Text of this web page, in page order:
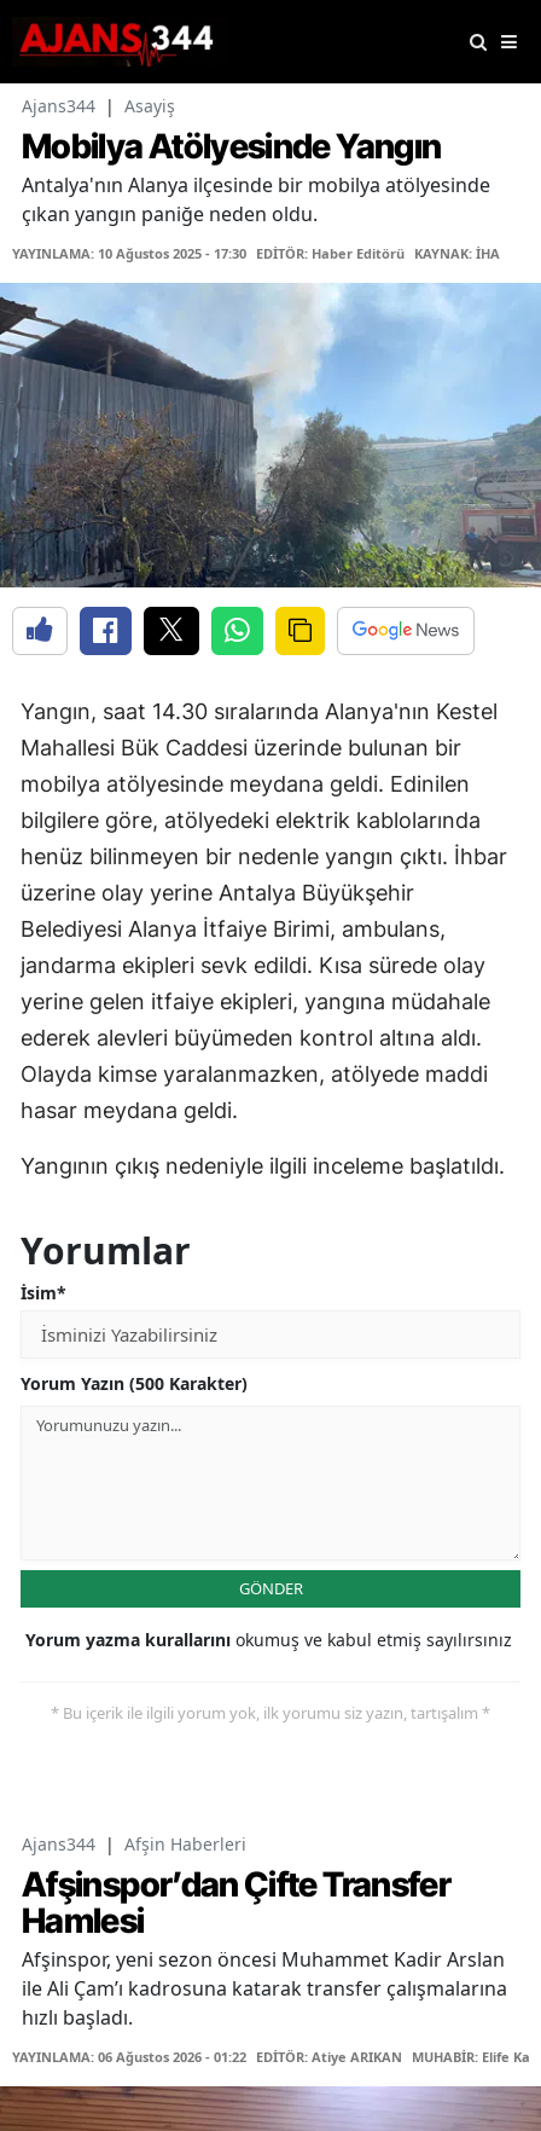
Ajans344 | Asayiş
Mobilya Atölyesinde Yangın
Antalya'nın Alanya ilçesinde bir mobilya atölyesinde
çıkan yangın paniğe neden oldu.
YAYINLAMA: 10 Ağustos 2025 - 17:30 EDİTÖR: Haber Editörü KAYNAK: İHA
Yangın, saat 14.30 sıralarında Alanya'nın Kestel
Mahallesi Bük Caddesi üzerinde bulunan bir
mobilya atölyesinde meydana geldi. Edinilen
bilgilere göre, atölyedeki elektrik kablolarında
henüz bilinmeyen bir nedenle yangın çıktı. İhbar
üzerine olay yerine Antalya Büyükşehir
Belediyesi Alanya İtfaiye Birimi, ambulans,
jandarma ekipleri sevk edildi. Kısa sürede olay
yerine gelen itfaiye ekipleri, yangına müdahale
ederek alevleri büyümeden kontrol altına aldı.
Olayda kimse yaralanmazken, atölyede maddi
hasar meydana geldi.
Yangının çıkış nedeniyle ilgili inceleme başlatıldı.
Yorumlar
İsim*
Yorum Yazın (500 Karakter)
GÖNDER
Yorum yazma kurallarını okumuş ve kabul etmiş sayılırsınız
* Bu içerik ile ilgili yorum yok, ilk yorumu siz yazın, tartışalım *
Ajans344 | Afşin Haberleri
Afşinspor’dan Çifte Transfer
Hamlesi
Afşinspor, yeni sezon öncesi Muhammet Kadir Arslan
ile Ali Çam’ı kadrosuna katarak transfer çalışmalarına
hızlı başladı.
YAYINLAMA: 06 Ağustos 2026 - 01:22 EDİTÖR: Atiye ARIKAN MUHABİR: Elife